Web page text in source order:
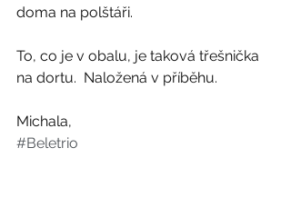
doma na polštáři.
To, co je v obalu, je taková třešnička
na dortu.  Naložená v příběhu.
Michala,
#Beletrio